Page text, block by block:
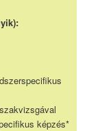
képzés*